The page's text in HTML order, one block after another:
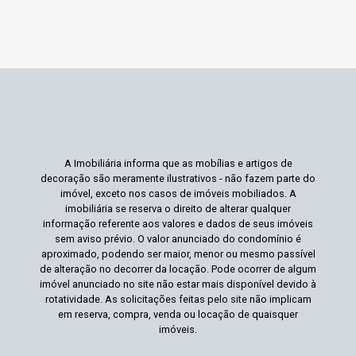
A Imobiliária informa que as mobílias e artigos de
decoração são meramente ilustrativos - não fazem parte do
imóvel, exceto nos casos de imóveis mobiliados. A
imobiliária se reserva o direito de alterar qualquer
informação referente aos valores e dados de seus imóveis
sem aviso prévio. O valor anunciado do condomínio é
aproximado, podendo ser maior, menor ou mesmo passível
de alteração no decorrer da locação. Pode ocorrer de algum
imóvel anunciado no site não estar mais disponível devido à
rotatividade. As solicitações feitas pelo site não implicam
em reserva, compra, venda ou locação de quaisquer
imóveis.